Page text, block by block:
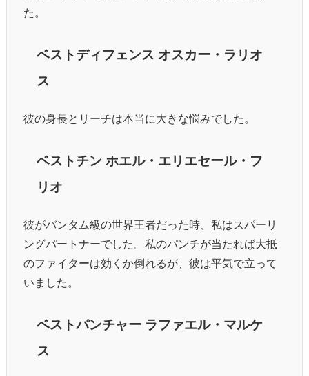
た。
ベストディフェンス オスカー・ラリオ
ス
彼の身長とリーチは本当に大きな悩みでした。
ベストチン ホエル・エリエセール・フ
リオ
彼がバンタム級の世界王者だった時、私はスパーリ
ングパートナーでした。私のパンチが当たれば大抵
のファイターは効くか倒れるが、彼は平気で立って
いました。
ベストパンチャー ラファエル・マルケ
ス